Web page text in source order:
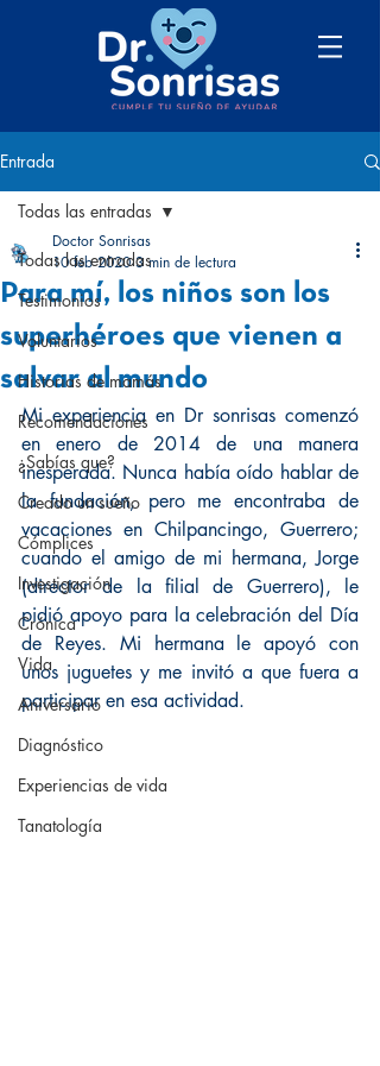
Entrada
Todas las entradas
Testimonios
Voluntarios
Historias de mamás
Recomendaciones
¿Sabías que?
Creado un sueño
Cómplices
Investigación
Crónica
Vida
Aniversario
Diagnóstico
Experiencias de vida
Tanatología
Todas las entradas
Para mí, los niños son los
superhéroes que vienen a
salvar al mundo
Doctor Sonrisas
10 feb 2020 3 min de lectura
Mi experiencia en Dr sonrisas comenzó
en enero de 2014 de una manera
inesperada. Nunca había oído hablar de
la fundación, pero me encontraba de
vacaciones en Chilpancingo, Guerrero;
cuando el amigo de mi hermana, Jorge
(director de la filial de Guerrero), le
pidió apoyo para la celebración del Día
de Reyes. Mi hermana le apoyó con
unos juguetes y me invitó a que fuera a
participar en esa actividad.